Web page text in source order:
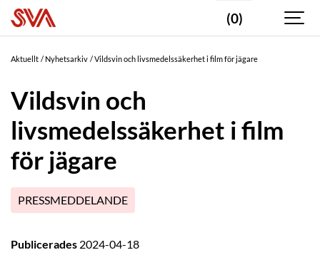
(0)
Aktuellt Nyhetsarkiv Vildsvin och livsmedelssäkerhet i film för jägare
Vildsvin och
livsmedelssäkerhet i film
för jägare
PRESSMEDDELANDE
Publicerades 2024-04-18